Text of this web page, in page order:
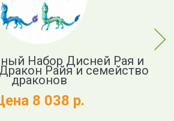
Набор Дисней Рая и
Райя и семейство
драконов
8 038 р.
Next